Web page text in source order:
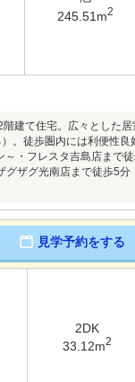
245.51m2
建て住宅。広々とした
。徒歩圏内には利便性
・フレスタ吉島店まで
ザグ光南店まで徒歩5
見学予約をする
2DK
33.12m2